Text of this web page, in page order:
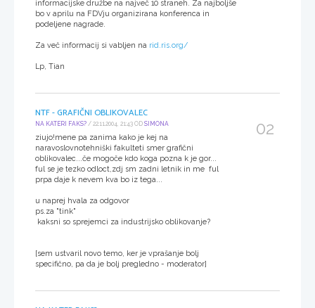
informacijske družbe na največ 10 straneh. Za najboljše
bo v aprilu na FDVju organizirana konferenca in
podeljene nagrade.
Za več informacij si vabljen na rid.ris.org/
Lp, Tian
NTF - GRAFIČNI OBLIKOVALEC
NA KATERI FAKS? / 22.11.2004, 21:43 OD SIMONA
ziujo!mene pa zanima kako je kej na
naravoslovnotehniški fakulteti smer grafični
oblikovalec...če mogoče kdo koga pozna k je gor...
ful se je tezko odloct,zdj sm zadni letnik in me ful
prpa daje k nevem kva bo iz tega...
u naprej hvala za odgovor
ps.za "tink"
kaksni so sprejemci za industrijsko oblikovanje?
[sem ustvaril novo temo, ker je vprašanje bolj
specifično, pa da je bolj pregledno - moderator]
02